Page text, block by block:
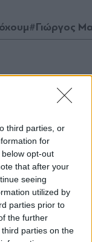
third parties, or
for
opt-out
that after your
seeing
utilized by
parties prior to
the further
parties on the
#Γιώργος